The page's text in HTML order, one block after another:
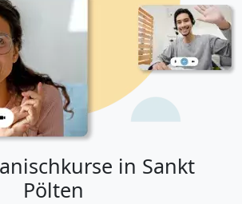
in Sankt
Pölten